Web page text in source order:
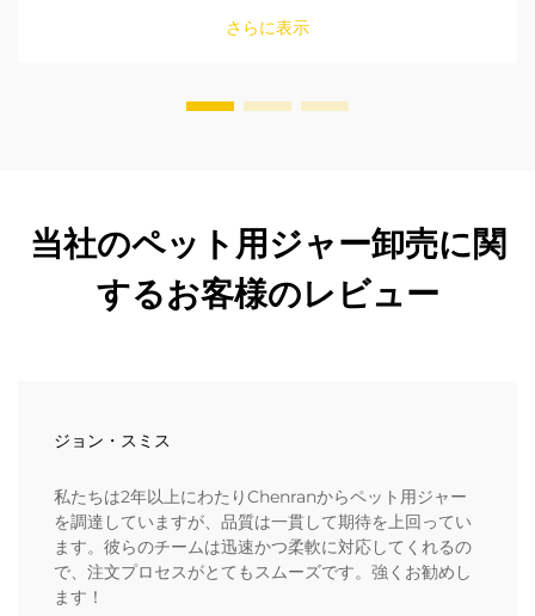
してください。
さらに表示
当社のペット用ジャー卸売に関
するお客様のレビュー
ジョン・スミス
私たちは2年以上にわたりChenranからペット用ジャー
を調達していますが、品質は一貫して期待を上回ってい
ます。彼らのチームは迅速かつ柔軟に対応してくれるの
で、注文プロセスがとてもスムーズです。強くお勧めし
ます！